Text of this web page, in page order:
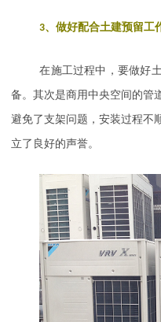
3、做好配合土建预留工
在施工过程中，要做好
备。其次是商用中央空间的管
避免了支架问题，安装过程不
立了良好的声誉。